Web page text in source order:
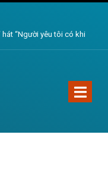
– Chào đón 2024